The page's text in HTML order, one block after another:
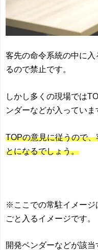
客先の命令系統の中に
るので禁止です。
しかし多くの現場では
ンダーなどが入っていま
TOPの意見に従うので
とになるでしょう。
※ここでの常駐イメージ
ごと入るイメージです。
開発ベンダーなどが該当